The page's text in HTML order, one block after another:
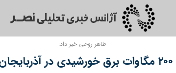
طاهر روحی خبر داد: